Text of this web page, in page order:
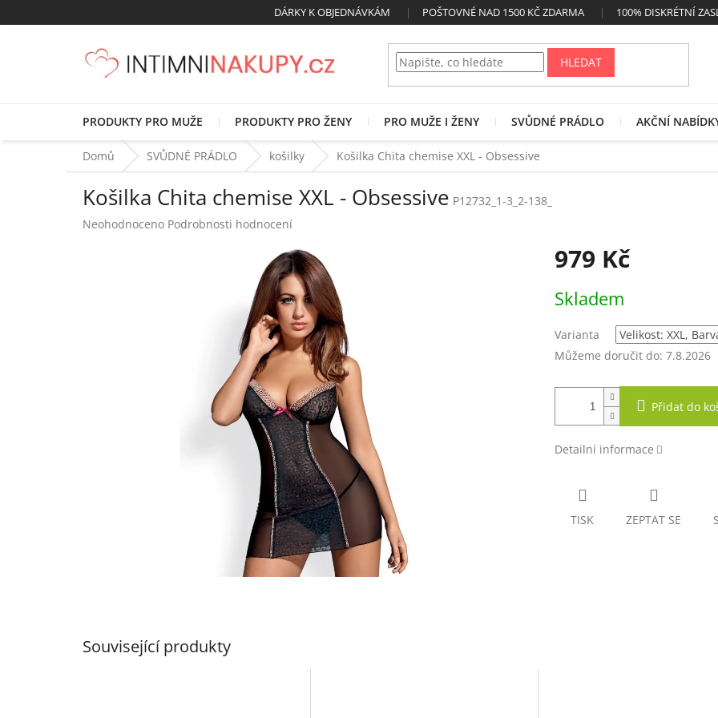
na
DÁRKY K OBJEDNÁVKÁM POŠTOVNÉ NAD 1500 KČ ZDARMA 100% DISKRÉTNÍ
HLEDAT
PRODUKTY PRO MUŽE PRODUKTY PRO ŽENY PRO MUŽE I ŽENY SVŮDNÉ PRÁDLO AKČNÍ
Domů SVŮDNÉ PRÁDLO košilky Košilka Chita chemise XXL - Obsessive
Košilka Chita chemise XXL - Obsessive P12732_1-3_2-138_
Průměrné
Neohodnoceno Podrobnosti hodnocení
979 Kč
cena:
Skladem
Varianta
Můžeme doručit do: 7.8.2026
Přidat do
Detailní informace
TISK ZEPTAT SE
Související produkty